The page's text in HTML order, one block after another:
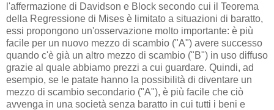
l'affermazione di Davidson e Block secondo cui il Teorema
della Regressione di Mises è limitato a situazioni di baratto,
essi propongono un'osservazione molto importante: è più
facile per un nuovo mezzo di scambio ("A") avere successo
quando c'è già un altro mezzo di scambio ("B") in uso diffuso
grazie al quale abbiamo prezzi a cui guardare. Quindi, ad
esempio, se le patate hanno la possibilità di diventare un
mezzo di scambio secondario ("A"), è più facile che ciò
avvenga in una società senza baratto in cui tutti i beni e